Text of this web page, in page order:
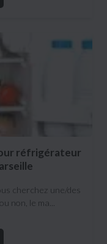
réfrigérateur
cherchez une/des
non, le ma...